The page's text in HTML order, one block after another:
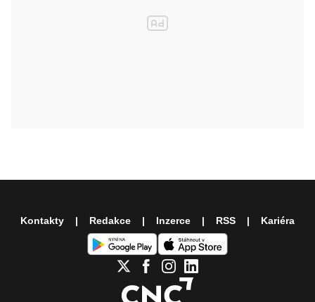
Kontakty Redakce Inzerce RSS Kariéra